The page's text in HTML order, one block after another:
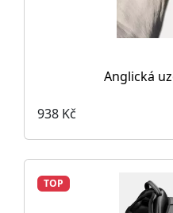
Anglická
938 Kč
TOP